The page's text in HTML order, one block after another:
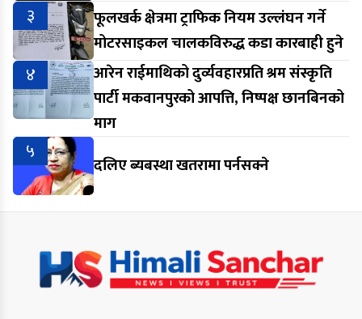
३
फूलखर्क क्षेत्रमा ट्राफिक नियम उल्लंघन गर्ने
मोटरसाइकल चालकविरुद्ध कडा कारबाही हुने
४
आरेन राईमाथिको दुर्व्यवहारप्रति श्रम संस्कृति
पार्टी मकवानपुरको आपत्ति, निष्पक्ष छानबिनको
माग
५
दलिए ब्यबस्था खतरामा पर्नसक्ने